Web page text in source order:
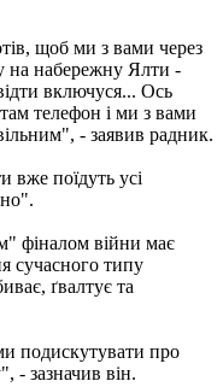
щоб ми з вами через
на набережну Ялти -
включуся... Ось
телефон і ми з вами
- заявив радник.
вже поїдуть усі
фіналом війни має
сучасного типу
ґвалтує та
подискутувати про
- зазначив він.